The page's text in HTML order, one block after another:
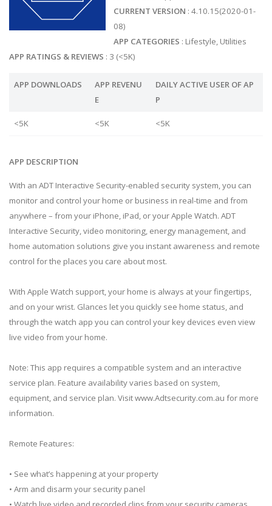
CURRENT VERSION : 4.10.15(2020-01-
08)
APP CATEGORIES : Lifestyle, Utilities
APP RATINGS & REVIEWS : 3 (<5K)
APP DOWNLOADS
APP REVENU
E
DAILY ACTIVE USER OF AP
P
<5K <5K <5K
APP DESCRIPTION
With an ADT Interactive Security-enabled security system, you can
monitor and control your home or business in real-time and from
anywhere – from your iPhone, iPad, or your Apple Watch. ADT
Interactive Security, video monitoring, energy management, and
home automation solutions give you instant awareness and remote
control for the places you care about most.
With Apple Watch support, your home is always at your fingertips,
and on your wrist. Glances let you quickly see home status, and
through the watch app you can control your key devices even view
live video from your home.
Note: This app requires a compatible system and an interactive
service plan. Feature availability varies based on system,
equipment, and service plan. Visit www.Adtsecurity.com.au for more
information.
Remote Features:
• See what’s happening at your property
• Arm and disarm your security panel